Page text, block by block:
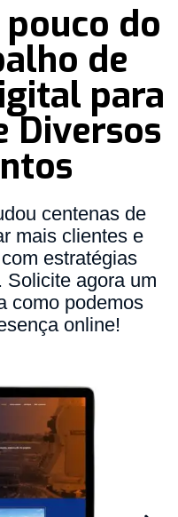
pouco do
de
para
Diversos
centenas de
mais clientes e
estratégias
Solicite agora um
como podemos
online!